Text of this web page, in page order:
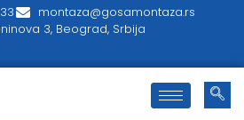
montaza@gosamontaza.rs
3, Beograd, Srbija